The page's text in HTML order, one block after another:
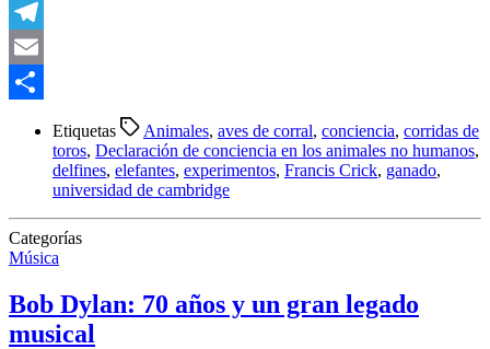
WhatsApp
Telegram
Email
Etiquetas Animales, aves de corral, conciencia, corridas de
toros, Declaración de conciencia en los animales no humanos,
delfines, elefantes, experimentos, Francis Crick, ganado,
universidad de cambridge
Categorías
Música
Bob Dylan: 70 años y un gran legado
musical